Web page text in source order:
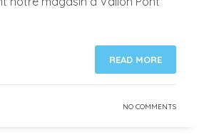
READ MORE
NO COMMENTS